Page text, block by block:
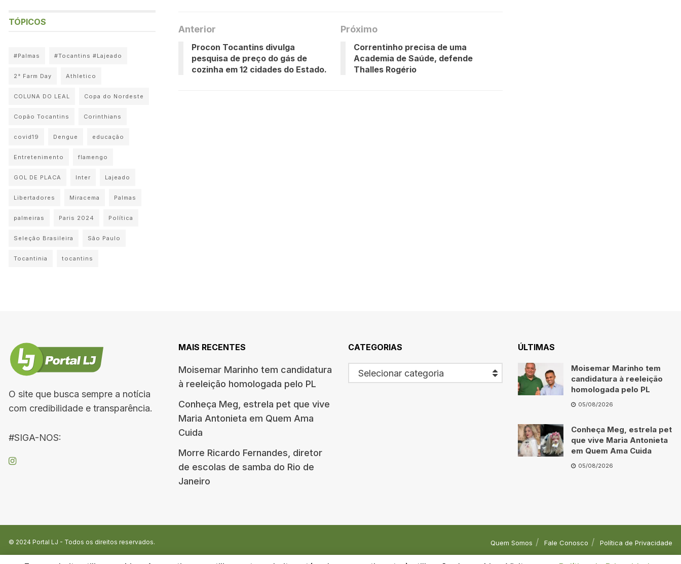
Anterior
Procon Tocantins divulga
pesquisa de preço do gás de
cozinha em 12 cidades do Estado.
Próximo
Correntinho precisa de uma
Academia de Saúde, defende
Thalles Rogério
TÓPICOS
#Palmas #Tocantins #Lajeado
2° Farm Day Athletico
COLUNA DO LEAL Copa do Nordeste
Copão Tocantins Corinthians
covid19 Dengue educação
Entretenimento flamengo
GOL DE PLACA Inter Lajeado
Libertadores Miracema Palmas
palmeiras Paris 2024 Política
Seleção Brasileira São Paulo
Tocantinia tocantins
O site que busca sempre a notícia
com credibilidade e transparência.
#SIGA-NOS:
MAIS RECENTES
Moisemar Marinho tem candidatura
à reeleição homologada pelo PL
Conheça Meg, estrela pet que vive
Maria Antonieta em Quem Ama
Cuida
Morre Ricardo Fernandes, diretor
de escolas de samba do Rio de
Janeiro
CATEGORIAS
Selecionar categoria
ÚLTIMAS
Moisemar Marinho tem
candidatura à reeleição
homologada pelo PL
05/08/2026
Conheça Meg, estrela pet
que vive Maria Antonieta
em Quem Ama Cuida
05/08/2026
Quem Somos Fale Conosco Política de Privacidade
© 2024 Portal LJ - Todos os direitos reservados.